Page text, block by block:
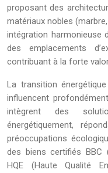
proposant des
matériaux nobles
intégration harmonieuse
des emplacements
contribuant à la forte
La transition
influencent
intègrent des
énergétiquement,
préoccupations
des biens certifiés BBC
HQE (Haute Qualité